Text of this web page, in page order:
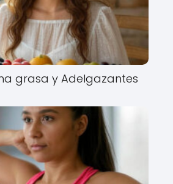
grasa y Adelgazantes